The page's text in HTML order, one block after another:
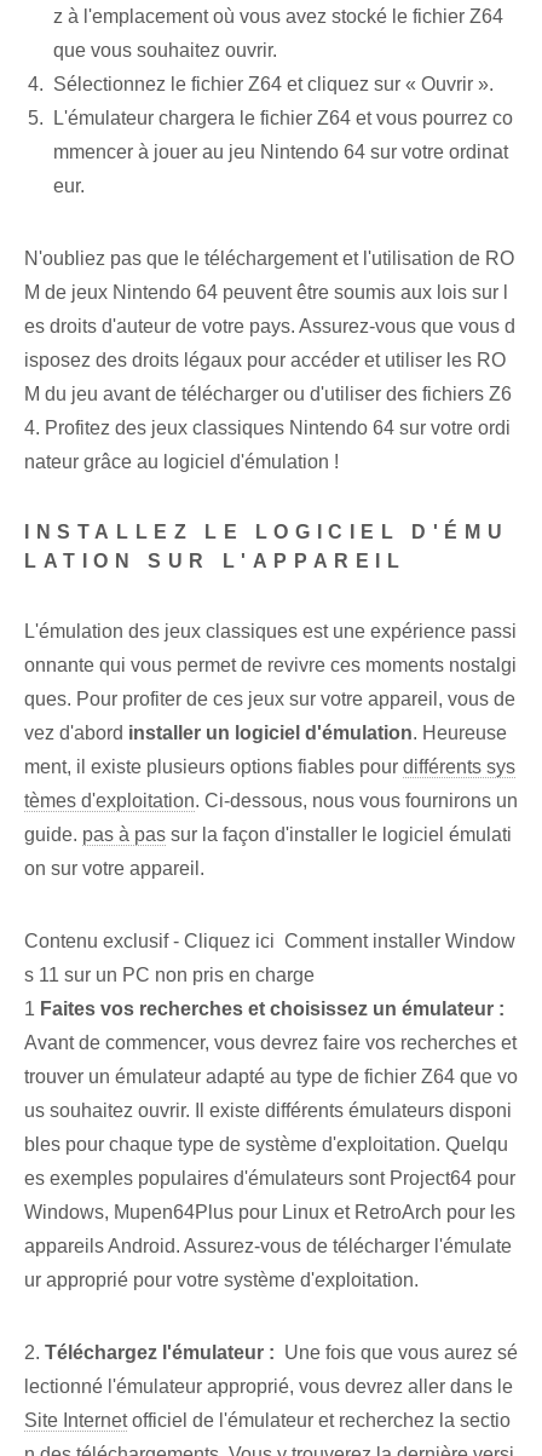
z à l'emplacement où vous avez stocké le fichier Z64
que vous souhaitez ouvrir.
Sélectionnez le fichier Z64 et cliquez sur « Ouvrir ».
L'émulateur chargera le fichier Z64 et vous pourrez co
mmencer à jouer au jeu Nintendo 64⁢ sur votre ordinat
eur.
N'oubliez pas que le téléchargement et l'utilisation de RO
M de jeux Nintendo 64 peuvent être soumis aux lois sur l
es droits d'auteur de votre pays. ⁤Assurez-vous que vous d
isposez des droits légaux pour accéder et utiliser les RO
M du jeu avant de télécharger ou d'utiliser des fichiers Z6
4. ‍Profitez des jeux classiques ⁢Nintendo 64 sur‍ votre ordi
nateur grâce au logiciel d'émulation⁢ !
INSTALLEZ LE LOGICIEL D'ÉMU
LATION SUR L'APPAREIL
L'‌émulation⁢ des jeux classiques‍ est une expérience passi
onnante qui vous permet de revivre ces moments nostalgi
ques. Pour profiter de ces ⁤jeux sur votre ⁢appareil, vous de
vez d'abord⁢ installer un logiciel d'émulation. Heureuse
ment, il existe plusieurs options fiables pour différents sys
tèmes d'exploitation. Ci-dessous, nous vous fournirons un
guide. pas à pas sur la façon d'installer le logiciel ⁢émulati
on⁤ sur votre ⁣appareil.
Contenu exclusif - Cliquez ici Comment installer Window
s 11 sur un PC non pris en charge
1 Faites vos recherches et choisissez un émulateur :
Avant de commencer, vous devrez faire vos recherches et
trouver un émulateur adapté au type de fichier Z64 que vo
us souhaitez ouvrir. Il existe différents émulateurs disponi
bles pour chaque type de système d'exploitation. Quelqu
es exemples populaires d'émulateurs⁢ sont ⁤Project64 pour
Windows, ‌Mupen64Plus pour ‌Linux et RetroArch pour les
appareils Android. ‌Assurez-vous de télécharger l'émulate
ur approprié pour votre système d'exploitation.
2.⁤ Téléchargez⁢ l'émulateur : ⁤ Une fois que vous aurez sé
lectionné l'⁤émulateur approprié, vous devrez ⁤aller dans le
Site Internetofficiel de l'émulateur et recherchez la sectio